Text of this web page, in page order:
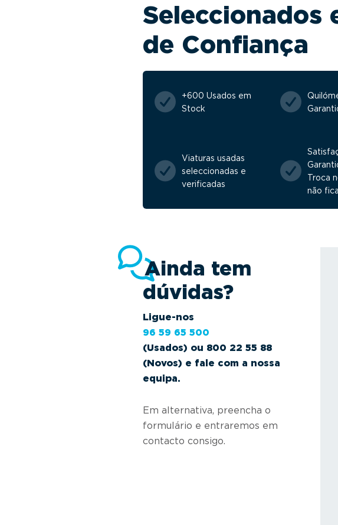
Seleccionados
de Confiança
+600 Usados em
Stock
Viaturas usadas
seleccionadas e
verificadas
Troca
não
Ainda tem
dúvidas?
Ligue-nos
96 59 65 500
(Usados) ou 800 22 55 88
(Novos) e fale com a nossa
equipa.
Em alternativa, preencha o
formulário e entraremos em
contacto consigo.